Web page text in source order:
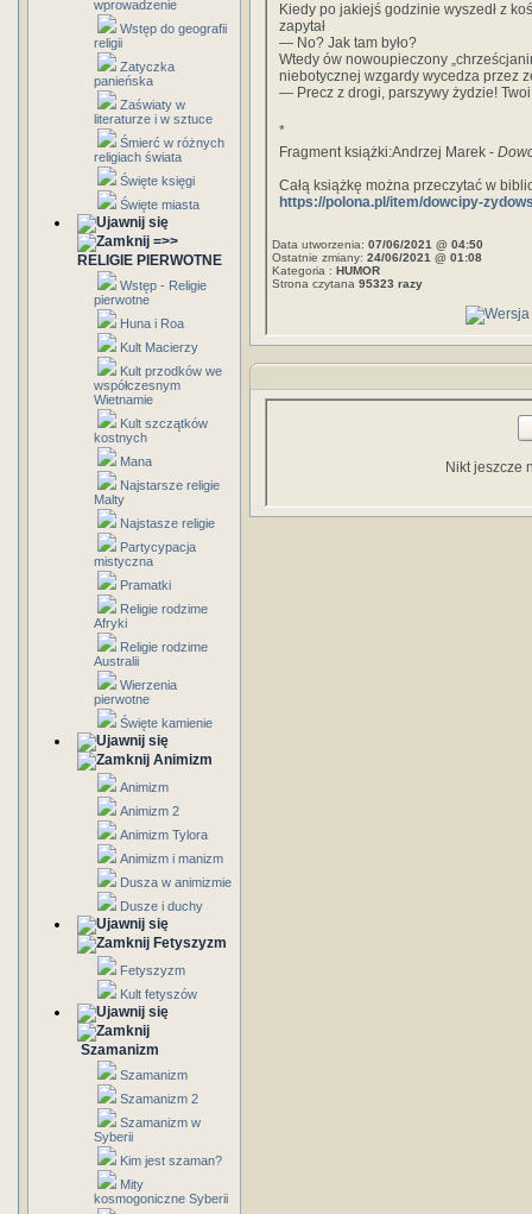
wprowadzenie
Wstęp do geografii
religii
Zatyczka
panieńska
Zaświaty w
literaturze i w sztuce
Śmierć w różnych
religiach świata
Święte księgi
Święte miasta
=>>
RELIGIE PIERWOTNE
Wstęp - Religie
pierwotne
Huna i Roa
Kult Macierzy
Kult przodków we
współczesnym
Wietnamie
Kult szczątków
kostnych
Mana
Najstarsze religie
Malty
Najstasze religie
Partycypacja
mistyczna
Pramatki
Religie rodzime
Afryki
Religie rodzime
Australii
Wierzenia
pierwotne
Święte kamienie
Animizm
Animizm
Animizm 2
Animizm Tylora
Animizm i manizm
Dusza w animizmie
Dusze i duchy
Fetyszyzm
Fetyszyzm
Kult fetyszów
Szamanizm
Szamanizm
Szamanizm 2
Szamanizm w
Syberii
Kim jest szaman?
Mity
kosmogoniczne Syberii
Kiedy po jakiejś godzinie wyszedł z
zapytał
— No? Jak tam było?
Wtedy ów nowoupieczony
niebotycznej wzgardy wycedza przez
— Precz z drogi, parszywy żydzie!
*
Fragment książki:Andrzej Marek -
Całą książkę można przeczytać w
https://polona.pl/item/dowcipy-
Data utworzenia: 07/06/2021 @ 04:50
Ostatnie zmiany: 24/06/2021 @ 01:08
Kategoria : HUMOR
Strona czytana 95323 razy
Nikt jeszcze